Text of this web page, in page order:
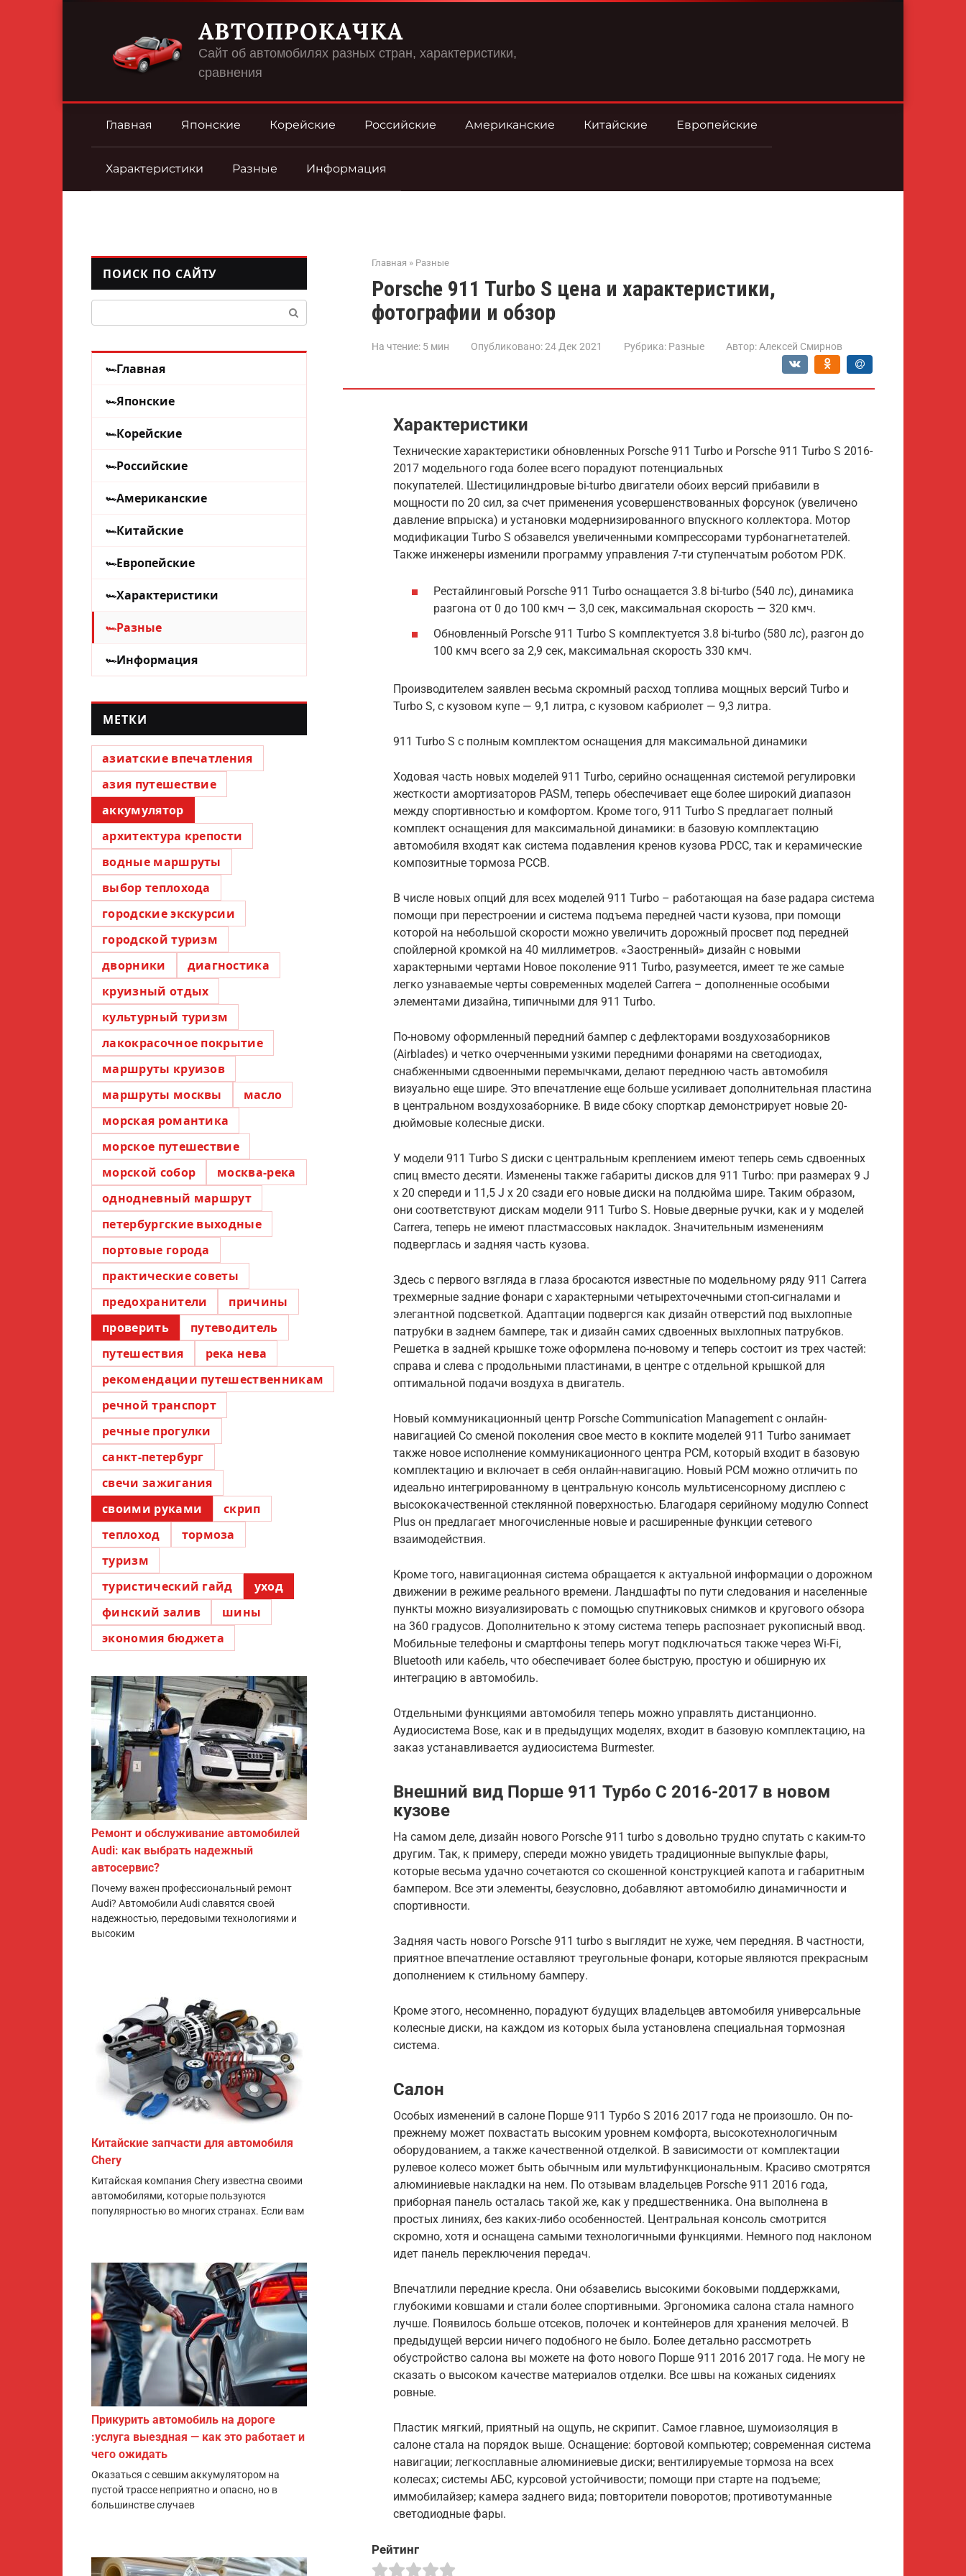
АВТОПРОКАЧКА
Сайт об автомобилях разных стран, характеристики,
сравнения
Главная Японские Корейские Российские Американские Китайские Европейские
Характеристики Разные Информация
Главная » Разные
Porsche 911 Turbo S цена и характеристики,
фотографии и обзор
На чтение: 5 мин Опубликовано:24 Дек 2021 Рубрика: Разные Автор: Алексей Смирнов
Характеристики
Технические характеристики обновленных Porsche 911 Turbo и Porsche 911 Turbo S 2016-
2017 модельного года более всего порадуют потенциальных
покупателей. Шестицилиндровые bi-turbo двигатели обоих версий прибавили в
мощности по 20 сил, за счет применения усовершенствованных форсунок (увеличено
давление впрыска) и установки модернизированного впускного коллектора. Мотор
модификации Turbo S обзавелся увеличенными компрессорами турбонагнетателей.
Также инженеры изменили программу управления 7-ти ступенчатым роботом PDK.
Рестайлинговый Porsche 911 Turbo оснащается 3.8 bi-turbo (540 лс), динамика
разгона от 0 до 100 кмч — 3,0 сек, максимальная скорость — 320 кмч.
Обновленный Porsche 911 Turbo S комплектуется 3.8 bi-turbo (580 лс), разгон до
100 кмч всего за 2,9 сек, максимальная скорость 330 кмч.
Производителем заявлен весьма скромный расход топлива мощных версий Turbo и
Turbo S, с кузовом купе — 9,1 литра, с кузовом кабриолет — 9,3 литра.
911 Turbo S с полным комплектом оснащения для максимальной динамики
Ходовая часть новых моделей 911 Turbo, серийно оснащенная системой регулировки
жесткости амортизаторов PASM, теперь обеспечивает еще более широкий диапазон
между спортивностью и комфортом. Кроме того, 911 Turbo S предлагает полный
комплект оснащения для максимальной динамики: в базовую комплектацию
автомобиля входят как система подавления кренов кузова PDCC, так и керамические
композитные тормоза PCCB.
В числе новых опций для всех моделей 911 Turbo – работающая на базе радара система
помощи при перестроении и система подъема передней части кузова, при помощи
которой на небольшой скорости можно увеличить дорожный просвет под передней
спойлерной кромкой на 40 миллиметров. «Заостренный» дизайн с новыми
характерными чертами Новое поколение 911 Turbo, разумеется, имеет те же самые
легко узнаваемые черты современных моделей Carrera – дополненные особыми
элементами дизайна, типичными для 911 Turbo.
По-новому оформленный передний бампер с дефлекторами воздухозаборников
(Airblades) и четко очерченными узкими передними фонарями на светодиодах,
снабженными сдвоенными перемычками, делают переднюю часть автомобиля
визуально еще шире. Это впечатление еще больше усиливает дополнительная пластина
в центральном воздухозаборнике. В виде сбоку спорткар демонстрирует новые 20-
дюймовые колесные диски.
У модели 911 Turbo S диски с центральным креплением имеют теперь семь сдвоенных
спиц вместо десяти. Изменены также габариты дисков для 911 Turbo: при размерах 9 J
x 20 спереди и 11,5 J x 20 сзади его новые диски на полдюйма шире. Таким образом,
они соответствуют дискам модели 911 Turbo S. Новые дверные ручки, как и у моделей
Carrera, теперь не имеют пластмассовых накладок. Значительным изменениям
подверглась и задняя часть кузова.
Здесь с первого взгляда в глаза бросаются известные по модельному ряду 911 Carrera
трехмерные задние фонари с характерными четырехточечными стоп-сигналами и
элегантной подсветкой. Адаптации подвергся как дизайн отверстий под выхлопные
патрубки в заднем бампере, так и дизайн самих сдвоенных выхлопных патрубков.
Решетка в задней крышке тоже оформлена по-новому и теперь состоит из трех частей:
справа и слева с продольными пластинами, в центре с отдельной крышкой для
оптимальной подачи воздуха в двигатель.
Новый коммуникационный центр Porsche Communication Management с онлайн-
навигацией Со сменой поколения свое место в кокпите моделей 911 Turbo занимает
также новое исполнение коммуникационного центра PCM, который входит в базовую
комплектацию и включает в себя онлайн-навигацию. Новый PCM можно отличить по
идеально интегрированному в центральную консоль мультисенсорному дисплею с
высококачественной стеклянной поверхностью. Благодаря серийному модулю Connect
Plus он предлагает многочисленные новые и расширенные функции сетевого
взаимодействия.
Кроме того, навигационная система обращается к актуальной информации о дорожном
движении в режиме реального времени. Ландшафты по пути следования и населенные
пункты можно визуализировать с помощью спутниковых снимков и кругового обзора
на 360 градусов. Дополнительно к этому система теперь распознает рукописный ввод.
Мобильные телефоны и смартфоны теперь могут подключаться также через Wi-Fi,
Bluetooth или кабель, что обеспечивает более быструю, простую и обширную их
интеграцию в автомобиль.
Отдельными функциями автомобиля теперь можно управлять дистанционно.
Аудиосистема Bose, как и в предыдущих моделях, входит в базовую комплектацию, на
заказ устанавливается аудиосистема Burmester.
Внешний вид Порше 911 Турбо С 2016-2017 в новом
кузове
На самом деле, дизайн нового Porsche 911 turbo s довольно трудно спутать с каким-то
другим. Так, к примеру, спереди можно увидеть традиционные выпуклые фары,
которые весьма удачно сочетаются со скошенной конструкцией капота и габаритным
бампером. Все эти элементы, безусловно, добавляют автомобилю динамичности и
спортивности.
Задняя часть нового Porsche 911 turbo s выглядит не хуже, чем передняя. В частности,
приятное впечатление оставляют треугольные фонари, которые являются прекрасным
дополнением к стильному бамперу.
Кроме этого, несомненно, порадуют будущих владельцев автомобиля универсальные
колесные диски, на каждом из которых была установлена специальная тормозная
система.
Салон
Особых изменений в салоне Порше 911 Турбо S 2016 2017 года не произошло. Он по-
прежнему может похвастать высоким уровнем комфорта, высокотехнологичным
оборудованием, а также качественной отделкой. В зависимости от комплектации
рулевое колесо может быть обычным или мультифункциональным. Красиво смотрятся
алюминиевые накладки на нем. По отзывам владельцев Porsche 911 2016 года,
приборная панель осталась такой же, как у предшественника. Она выполнена в
простых линиях, без каких-либо особенностей. Центральная консоль смотрится
скромно, хотя и оснащена самыми технологичными функциями. Немного под наклоном
идет панель переключения передач.
Впечатлили передние кресла. Они обзавелись высокими боковыми поддержками,
глубокими ковшами и стали более спортивными. Эргономика салона стала намного
лучше. Появилось больше отсеков, полочек и контейнеров для хранения мелочей. В
предыдущей версии ничего подобного не было. Более детально рассмотреть
обустройство салона вы можете на фото нового Порше 911 2016 2017 года. Не могу не
сказать о высоком качестве материалов отделки. Все швы на кожаных сидениях
ровные.
Пластик мягкий, приятный на ощупь, не скрипит. Самое главное, шумоизоляция в
салоне стала на порядок выше. Оснащение: бортовой компьютер; современная система
навигации; легкосплавные алюминиевые диски; вентилируемые тормоза на всех
колесах; системы АБС, курсовой устойчивости; помощи при старте на подъеме;
иммобилайзер; камера заднего вида; повторители поворотов; противотуманные
светодиодные фары.
Рейтинг
ПОИСК ПО САЙТУ
Главная
Японские
Корейские
Российские
Американские
Китайские
Европейские
Характеристики
Разные
Информация
МЕТКИ
азиатские впечатления
азия путешествие
аккумулятор
архитектура крепости
водные маршруты
выбор теплохода
городские экскурсии
городской туризм
дворники
диагностика
круизный отдых
культурный туризм
лакокрасочное покрытие
маршруты круизов
маршруты москвы
масло
морская романтика
морское путешествие
морской собор
москва-река
однодневный маршрут
петербургские выходные
портовые города
практические советы
предохранители
причины
проверить
путеводитель
путешествия
река нева
рекомендации путешественникам
речной транспорт
речные прогулки
санкт-петербург
свечи зажигания
своими руками
скрип
теплоход
тормоза
туризм
туристический гайд
уход
финский залив
шины
экономия бюджета
Ремонт и обслуживание автомобилей
Audi: как выбрать надежный
автосервис?
Почему важен профессиональный ремонт
Audi? Автомобили Audi славятся своей
надежностью, передовыми технологиями и
высоким
Китайские запчасти для автомобиля
Chery
Китайская компания Chery известна своими
автомобилями, которые пользуются
популярностью во многих странах. Если вам
Прикурить автомобиль на дороге
:услуга выездная — как это работает и
чего ожидать
Оказаться с севшим аккумулятором на
пустой трассе неприятно и опасно, но в
большинстве случаев